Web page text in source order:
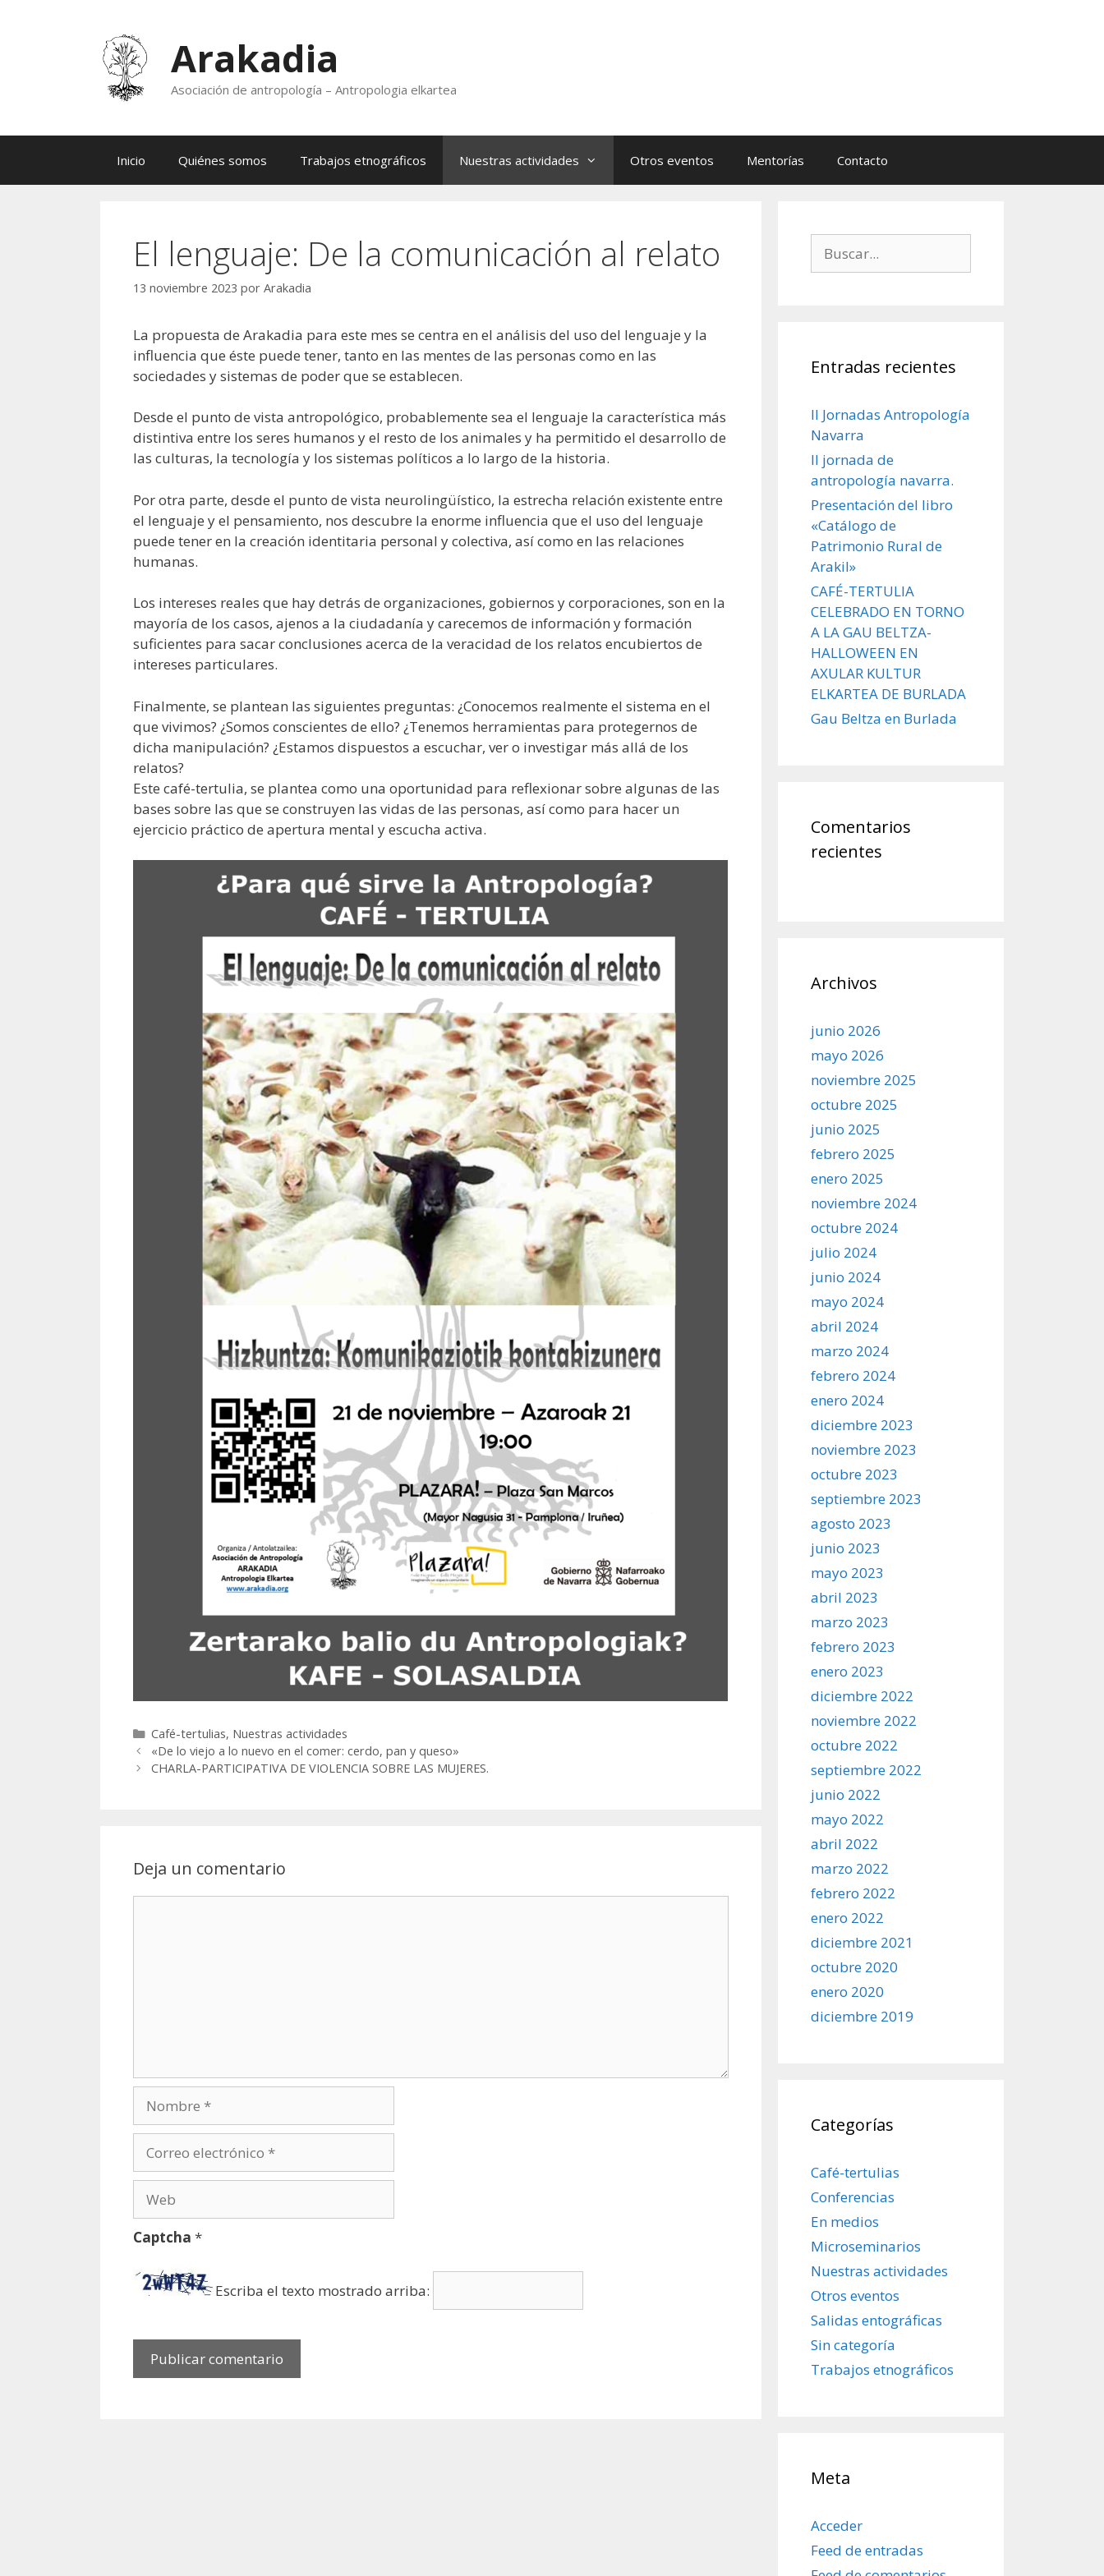
Arakadia
Asociación de antropología – Antropologia elkartea
Inicio Quiénes somos Trabajos etnográficos Nuestras actividades Otros eventos Mentorías Contacto
El lenguaje: De la comunicación al relato
13 noviembre 2023 por Arakadia
La propuesta de Arakadia para este mes se centra en el análisis del uso del lenguaje y la
influencia que éste puede tener, tanto en las mentes de las personas como en las
sociedades y sistemas de poder que se establecen.
Desde el punto de vista antropológico, probablemente sea el lenguaje la característica más
distintiva entre los seres humanos y el resto de los animales y ha permitido el desarrollo de
las culturas, la tecnología y los sistemas políticos a lo largo de la historia.
Por otra parte, desde el punto de vista neurolingüístico, la estrecha relación existente entre
el lenguaje y el pensamiento, nos descubre la enorme influencia que el uso del lenguaje
puede tener en la creación identitaria personal y colectiva, así como en las relaciones
humanas.
Los intereses reales que hay detrás de organizaciones, gobiernos y corporaciones, son en la
mayoría de los casos, ajenos a la ciudadanía y carecemos de información y formación
suficientes para sacar conclusiones acerca de la veracidad de los relatos encubiertos de
intereses particulares.
Finalmente, se plantean las siguientes preguntas: ¿Conocemos realmente el sistema en el
que vivimos? ¿Somos conscientes de ello? ¿Tenemos herramientas para protegernos de
dicha manipulación? ¿Estamos dispuestos a escuchar, ver o investigar más allá de los
relatos?
Este café-tertulia, se plantea como una oportunidad para reflexionar sobre algunas de las
bases sobre las que se construyen las vidas de las personas, así como para hacer un
ejercicio práctico de apertura mental y escucha activa.
Categorías
Café-tertulias, Nuestras actividades
«De lo viejo a lo nuevo en el comer: cerdo, pan y queso»
CHARLA-PARTICIPATIVA DE VIOLENCIA SOBRE LAS MUJERES.
Deja un comentario
electrónico
Captcha *
Escriba el texto mostrado arriba:
Entradas recientes
II Jornadas Antropología
Navarra
II jornada de
antropología navarra.
Presentación del libro
«Catálogo de
Patrimonio Rural de
Arakil»
CAFÉ-TERTULIA
CELEBRADO EN TORNO
A LA GAU BELTZA-
HALLOWEEN EN
AXULAR KULTUR
ELKARTEA DE BURLADA
Gau Beltza en Burlada
Comentarios
recientes
Archivos
junio 2026
mayo 2026
noviembre 2025
octubre 2025
junio 2025
febrero 2025
enero 2025
noviembre 2024
octubre 2024
julio 2024
junio 2024
mayo 2024
abril 2024
marzo 2024
febrero 2024
enero 2024
diciembre 2023
noviembre 2023
octubre 2023
septiembre 2023
agosto 2023
junio 2023
mayo 2023
abril 2023
marzo 2023
febrero 2023
enero 2023
diciembre 2022
noviembre 2022
octubre 2022
septiembre 2022
junio 2022
mayo 2022
abril 2022
marzo 2022
febrero 2022
enero 2022
diciembre 2021
octubre 2020
enero 2020
diciembre 2019
Categorías
Café-tertulias
Conferencias
En medios
Microseminarios
Nuestras actividades
Otros eventos
Salidas entográficas
Sin categoría
Trabajos etnográficos
Meta
Acceder
Feed de entradas